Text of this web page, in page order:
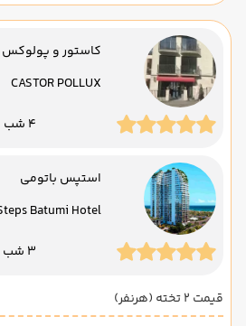
کاستور و پولوکس
CASTOR POLLUX
4 شب
استپس باتومی
Batumi Hotel
3 شب
قیمت 2 تخته (هرنفر)